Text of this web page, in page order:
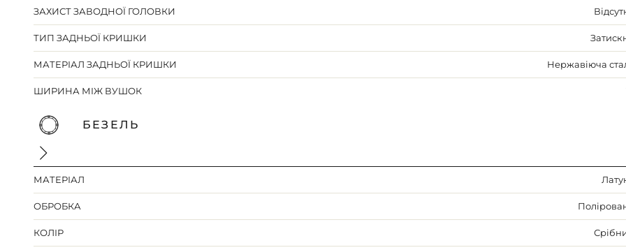
ЗАХИСТ ЗАВОДНОЇ ГОЛОВКИ
ТИП ЗАДНЬОЇ КРИШКИ
МАТЕРІАЛ ЗАДНЬОЇ КРИШКИ Нержавіюча
ШИРИНА МІЖ ВУШОК
БЕЗЕЛЬ
МАТЕРІАЛ
ОБРОБКА
КОЛІР